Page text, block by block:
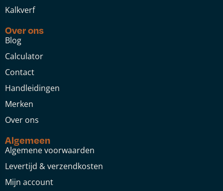
Kalkverf
Over ons
Blog
Calculator
Contact
Handleidingen
Merken
Over ons
Algemeen
Algemene voorwaarden
Levertijd & verzendkosten
Mijn account